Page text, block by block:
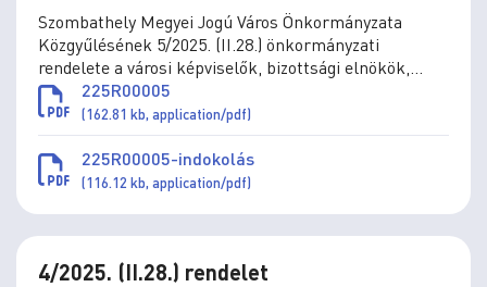
Szombathely Megyei Jogú Város Önkormányzata
Közgyűlésének 5/2025. (II.28.) önkormányzati
rendelete a városi képviselők, bizottsági elnökök,
tagok, valamint a tanácsnokok tiszteletdíjának,
természetbeni juttatásainak megállapításáról szóló
19/2019. (X. 31.) önkormányzati rendelet
módosításáról
225R00005
(162.81 kb, application/pdf)
225R00005-indokolás
(116.12 kb, application/pdf)
4/2025. (II.28.) rendelet